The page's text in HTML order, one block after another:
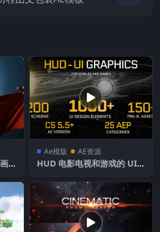
展
Ae模版 AE资源
HUD 电影电视和游戏的 UI